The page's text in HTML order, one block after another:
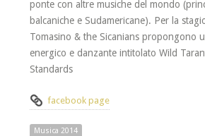
ponte con altre musiche del mondo
balcaniche e Sudamericane). Per la
Tomasino & the Sicanians propongono
energico e danzante intitolato Wild
Standards
facebook page
Musica 2014